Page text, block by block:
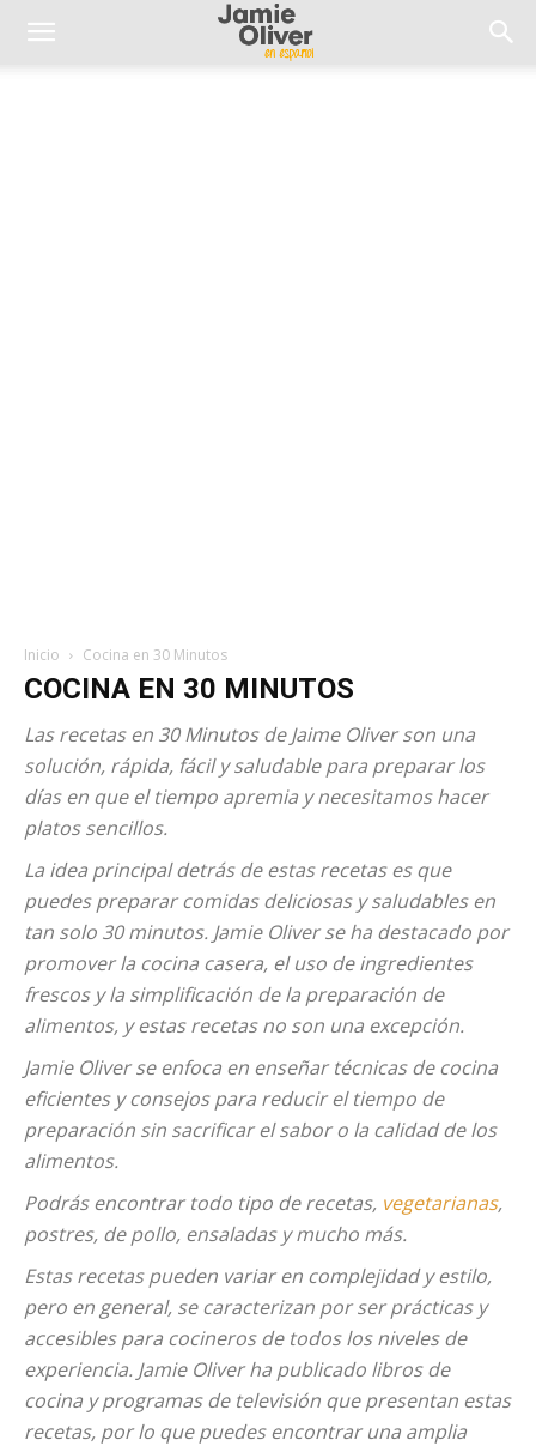
Inicio Cocina en 30 Minutos
COCINA EN 30 MINUTOS
Las recetas en 30 Minutos de Jaime Oliver son una
solución, rápida, fácil y saludable para preparar los
días en que el tiempo apremia y necesitamos hacer
platos sencillos.
La idea principal detrás de estas recetas es que
puedes preparar comidas deliciosas y saludables en
tan solo 30 minutos. Jamie Oliver se ha destacado por
promover la cocina casera, el uso de ingredientes
frescos y la simplificación de la preparación de
alimentos, y estas recetas no son una excepción.
Jamie Oliver se enfoca en enseñar técnicas de cocina
eficientes y consejos para reducir el tiempo de
preparación sin sacrificar el sabor o la calidad de los
alimentos.
Podrás encontrar todo tipo de recetas, vegetarianas,
postres, de pollo, ensaladas y mucho más.
Estas recetas pueden variar en complejidad y estilo,
pero en general, se caracterizan por ser prácticas y
accesibles para cocineros de todos los niveles de
experiencia. Jamie Oliver ha publicado libros de
cocina y programas de televisión que presentan estas
recetas, por lo que puedes encontrar una amplia